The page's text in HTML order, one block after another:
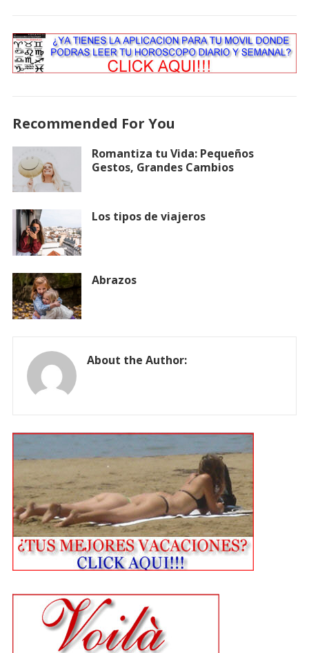
Recommended For You
Romantiza tu Vida: Pequeños
Gestos, Grandes Cambios
Los tipos de viajeros
Abrazos
About the Author: